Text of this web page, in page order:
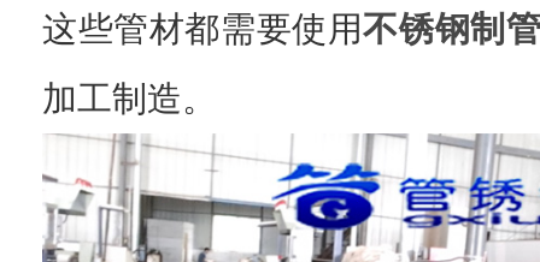
这些管材都需要使用不锈钢制
加工制造。